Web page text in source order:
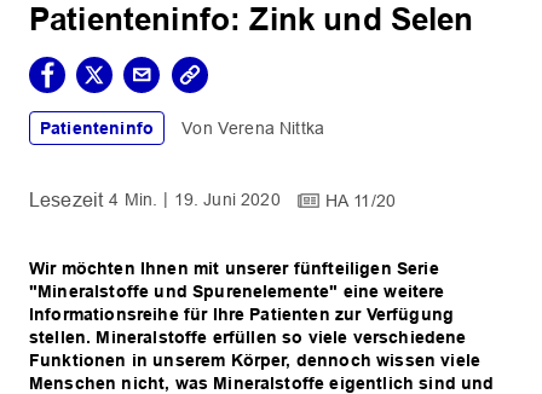
Patienteninfo: Zink und Selen
Patienteninfo Verena Nittka
4 Min. 19. Juni 2020 HA 11/20
Wir möchten Ihnen mit unserer fünfteiligen Serie
"Mineralstoffe und Spurenelemente" eine weitere
Informationsreihe für Ihre Patienten zur Verfügung
stellen. Mineralstoffe erfüllen so viele verschiedene
Funktionen in unserem Körper, dennoch wissen viele
Menschen nicht, was Mineralstoffe eigentlich sind und